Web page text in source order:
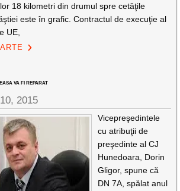
18 kilometri din drumul spre cetăţile
este în grafic. Contractul de execuţie al
UE,
VA FI REPARAT
2015
Vicepreşedintele
cu atribuţii de
preşedinte al CJ
Hunedoara, Dorin
Gligor, spune că
DN 7A, spălat anul